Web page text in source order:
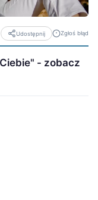
Udostępnij Zgłoś błąd
- zobacz